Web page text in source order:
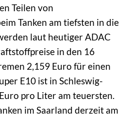
Teilen von
Tanken am tiefsten in die
laut heutiger ADAC
in den 16
2,159 Euro für einen
E10 ist in Schleswig-
pro Liter am teuersten.
im Saarland derzeit am